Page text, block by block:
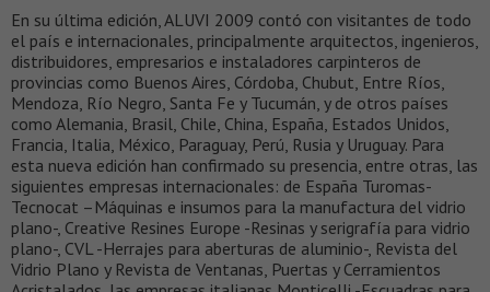
En su última edición, ALUVI 2009 contó con visitantes de todo
el país e internacionales, principalmente arquitectos, ingenieros,
distribuidores, empresarios e instaladores carpinteros de
provincias como Buenos Aires, Córdoba, Chubut, Entre Ríos,
Mendoza, Río Negro, Santa Fe y Tucumán, y de otros países
como Alemania, Brasil, Chile, China, España, Estados Unidos,
Francia, Italia, México, Paraguay, Perú, Rusia y Uruguay. Para
esta nueva edición han confirmado su presencia, entre otras, las
siguientes empresas internacionales: de España Turomas-
Tecnocat –Máquinas e insumos para la manufactura del vidrio
plano-, Creative Resines Europe -Resinas y serigrafía para vidrio
plano-, CVL -Herrajes para aberturas de aluminio-, Revista del
Vidrio Plano y Revista de Ventanas, Puertas y Cerramientos